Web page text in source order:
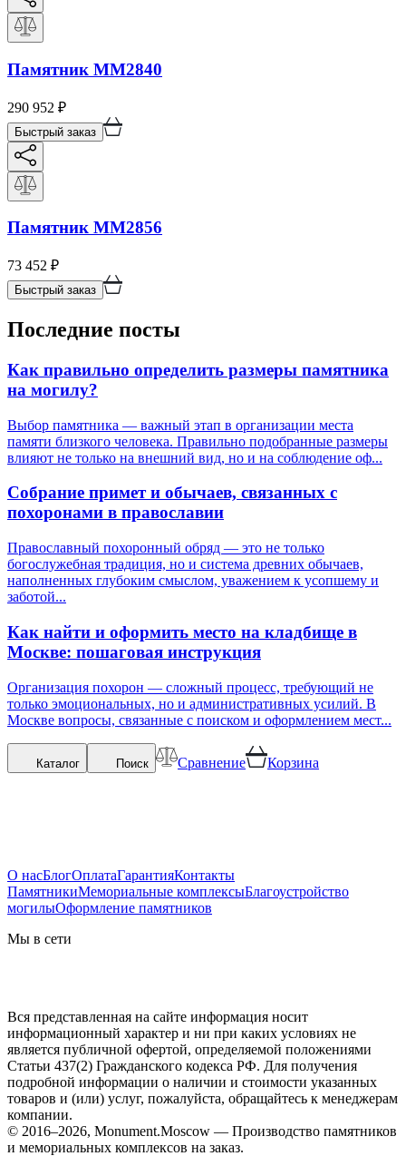
Памятник ММ2840
290 952 ₽
Быстрый заказ
Памятник ММ2856
73 452 ₽
Быстрый заказ
Последние посты
Как правильно определить размеры памятника
на могилу?
Выбор памятника — важный этап в организации места
памяти близкого человека. Правильно подобранные размеры
влияют не только на внешний вид, но и на соблюдение оф...
Собрание примет и обычаев, связанных с
похоронами в православии
Православный похоронный обряд — это не только
богослужебная традиция, но и система древних обычаев,
наполненных глубоким смыслом, уважением к усопшему и
заботой...
Как найти и оформить место на кладбище в
Москве: пошаговая инструкция
Организация похорон — сложный процесс, требующий не
только эмоциональных, но и административных усилий. В
Москве вопросы, связанные с поиском и оформлением мест...
Каталог Поиск Сравнение Корзина
О насБлогОплатаГарантияКонтакты
ПамятникиМемориальные комплексыБлагоустройство
могилыОформление памятников
Мы в сети
Вся представленная на сайте информация носит
информационный характер и ни при каких условиях не
является публичной офертой, определяемой положениями
Статьи 437(2) Гражданского кодекса РФ. Для получения
подробной информации о наличии и стоимости указанных
товаров и (или) услуг, пожалуйста, обращайтесь к менеджерам
компании.
© 2016–2026, Monument.Moscow — Производство памятников
и мемориальных комплексов на заказ.